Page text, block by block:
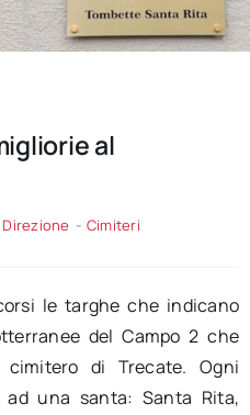
al
Direzione - Cimiteri
le targhe che indicano
del Campo 2 che
di Trecate. Ogni
una santa: Santa Rita,